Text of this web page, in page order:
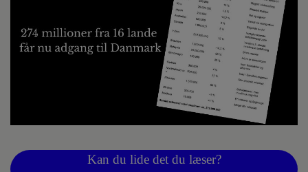
Kan du lide det du læser?